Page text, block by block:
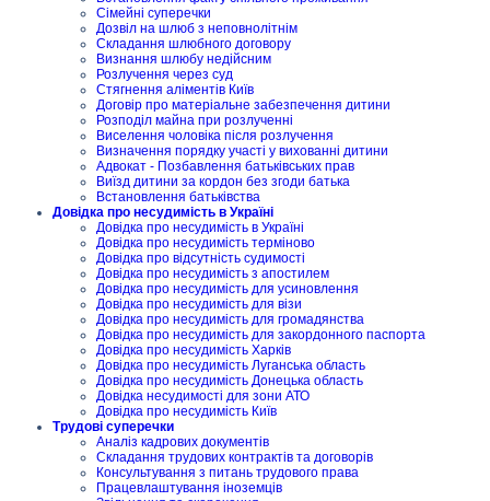
Сімейні суперечки
Дозвіл на шлюб з неповнолітнім
Складання шлюбного договору
Визнання шлюбу недійсним
Розлучення через суд
Стягнення аліментів Київ
Договір про матеріальне забезпечення дитини
Розподіл майна при розлученні
Виселення чоловіка після розлучення
Визначення порядку участі у вихованні дитини
Адвокат - Позбавлення батьківських прав
Виїзд дитини за кордон без згоди батька
Встановлення батьківства
Довідка про несудимість в Україні
Довідка про несудимість в Україні
Довідка про несудимість терміново
Довідка про відсутність судимості
Довідка про несудимість з апостилем
Довідка про несудимість для усиновлення
Довідка про несудимість для візи
Довідка про несудимість для громадянства
Довідка про несудимість для закордонного паспорта
Довідка про несудимість Харків
Довідка про несудимість Луганська область
Довідка про несудимість Донецька область
Довідка несудимості для зони АТО
Довідка про несудимість Київ
Трудові суперечки
Аналіз кадрових документів
Складання трудових контрактів та договорів
Консультування з питань трудового права
Працевлаштування іноземців